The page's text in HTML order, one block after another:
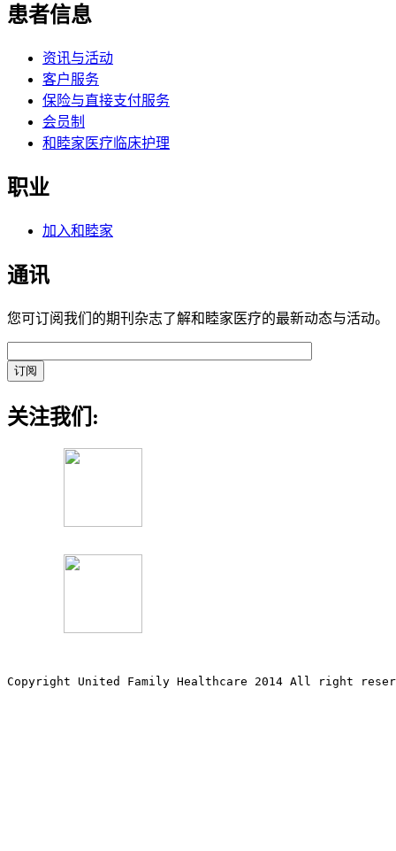
患者信息
资讯与活动
客户服务
保险与直接支付服务
会员制
和睦家医疗临床护理
职业
加入和睦家
通讯
您可订阅我们的期刊杂志了解和睦家医疗的最新动态与活动。
关注我们:
Copyright United Family Healthcare 2014 All right